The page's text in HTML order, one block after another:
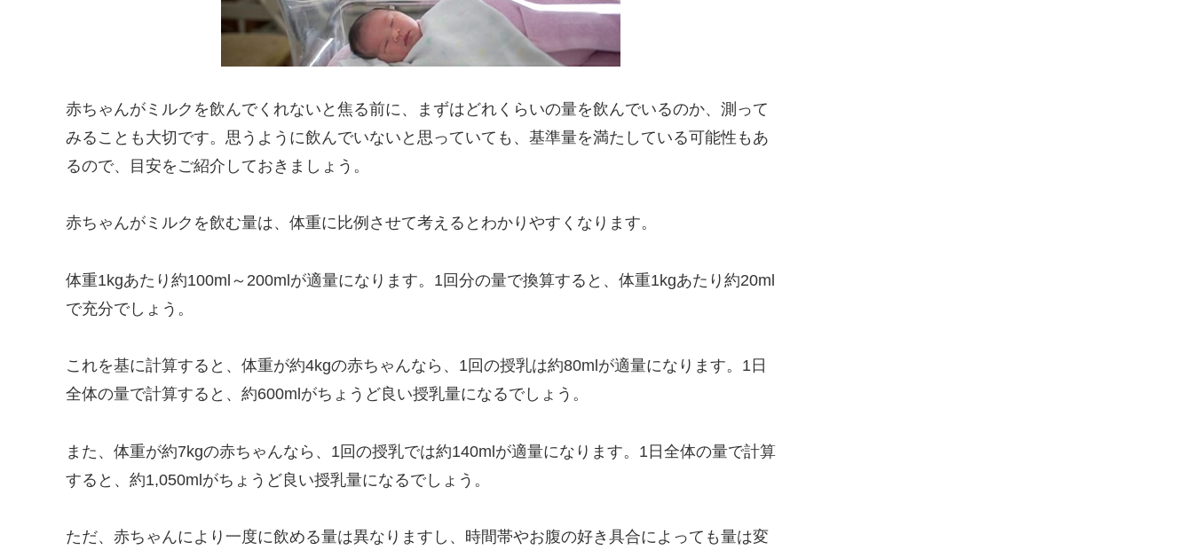
赤ちゃんがミルクを飲んでくれないと焦る前に、まずはどれくらいの量を飲んでいるのか、測って
みることも大切です。思うように飲んでいないと思っていても、基準量を満たしている可能性もあ
るので、目安をご紹介しておきましょう。
赤ちゃんがミルクを飲む量は、体重に比例させて考えるとわかりやすくなります。
体重1kgあたり約100ml～200mlが適量になります。1回分の量で換算すると、体重1kgあたり約20ml
で充分でしょう。
これを基に計算すると、体重が約4kgの赤ちゃんなら、1回の授乳は約80mlが適量になります。1日
全体の量で計算すると、約600mlがちょうど良い授乳量になるでしょう。
また、体重が約7kgの赤ちゃんなら、1回の授乳では約140mlが適量になります。1日全体の量で計算
すると、約1,050mlがちょうど良い授乳量になるでしょう。
ただ、赤ちゃんにより一度に飲める量は異なりますし、時間帯やお腹の好き具合によっても量は変